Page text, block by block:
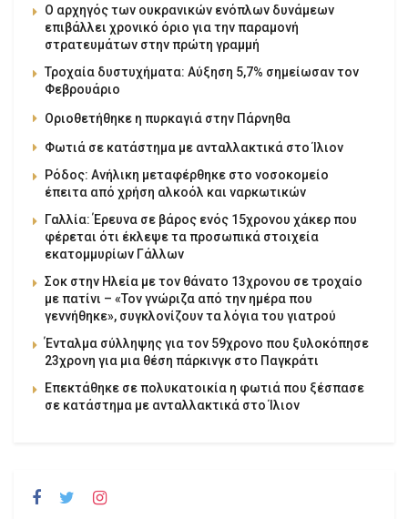
Ο αρχηγός των ουκρανικών ενόπλων δυνάμεων
επιβάλλει χρονικό όριο για την παραμονή
στρατευμάτων στην πρώτη γραμμή
Τροχαία δυστυχήματα: Αύξηση 5,7% σημείωσαν τον
Φεβρουάριο
Οριοθετήθηκε η πυρκαγιά στην Πάρνηθα
Φωτιά σε κατάστημα με ανταλλακτικά στο Ίλιον
Ρόδος: Ανήλικη μεταφέρθηκε στο νοσοκομείο
έπειτα από χρήση αλκοόλ και ναρκωτικών
Γαλλία: Έρευνα σε βάρος ενός 15χρονου χάκερ που
φέρεται ότι έκλεψε τα προσωπικά στοιχεία
εκατομμυρίων Γάλλων
Σοκ στην Ηλεία με τον θάνατο 13χρονου σε τροχαίο
με πατίνι – «Τον γνώριζα από την ημέρα που
γεννήθηκε», συγκλονίζουν τα λόγια του γιατρού
Ένταλμα σύλληψης για τον 59χρονο που ξυλοκόπησε
23χρονη για μια θέση πάρκινγκ στο Παγκράτι
Επεκτάθηκε σε πολυκατοικία η φωτιά που ξέσπασε
σε κατάστημα με ανταλλακτικά στο Ίλιον